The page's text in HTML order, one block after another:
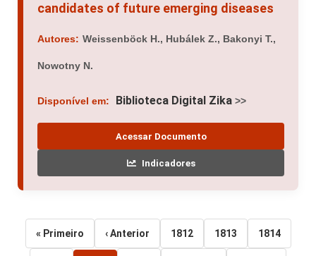
candidates of future emerging diseases
Autores: Weissenböck H., Hubálek Z., Bakonyi T.,
Nowotny N.
Disponível em: Biblioteca Digital Zika >>
Acessar Documento
Indicadores
« Primeiro ‹ Anterior 1812 1813 1814